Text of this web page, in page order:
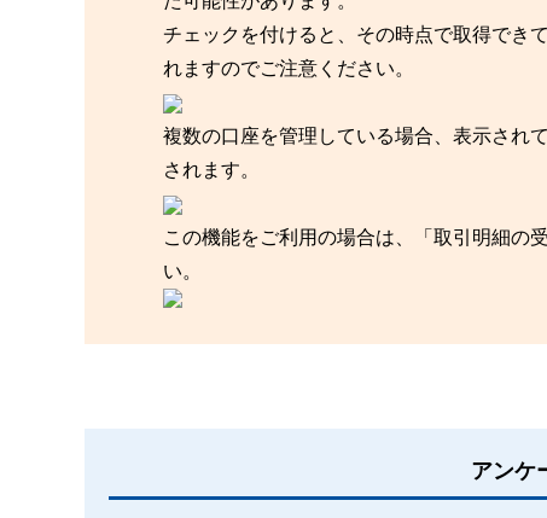
チェックを付けると、その時点で取得でき
れますのでご注意ください。
複数の口座を管理している場合、表示され
されます。
この機能をご利用の場合は、「取引明細の
い。
アンケ